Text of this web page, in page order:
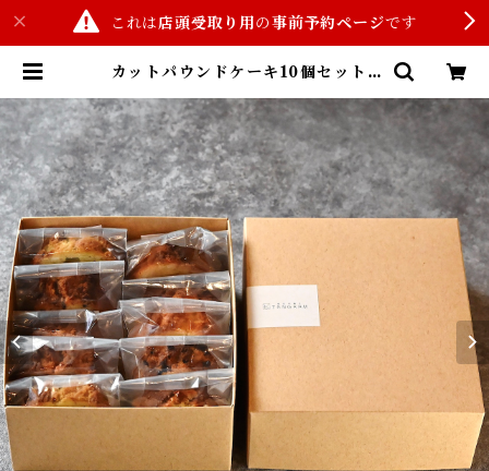
これは店頭受取り用の事前予約ページです
カットパウンドケーキ10個セット |
約サイト)